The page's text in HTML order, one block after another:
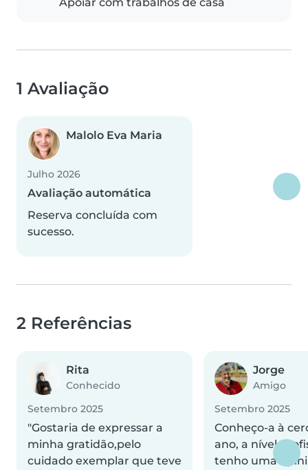
Apoiar com trabalhos de casa
1 Avaliação
Malolo Eva Maria
Julho 2026
Avaliação automática
Reserva concluída com
sucesso.
2 Referências
Rita
Conhecido
Setembro 2025
"Gostaria de expressar a
minha gratidão,pelo
cuidado exemplar que teve
Jorge
Amigo
Setembro 2025
Conheço-a à
ano, a nível
tenho uma